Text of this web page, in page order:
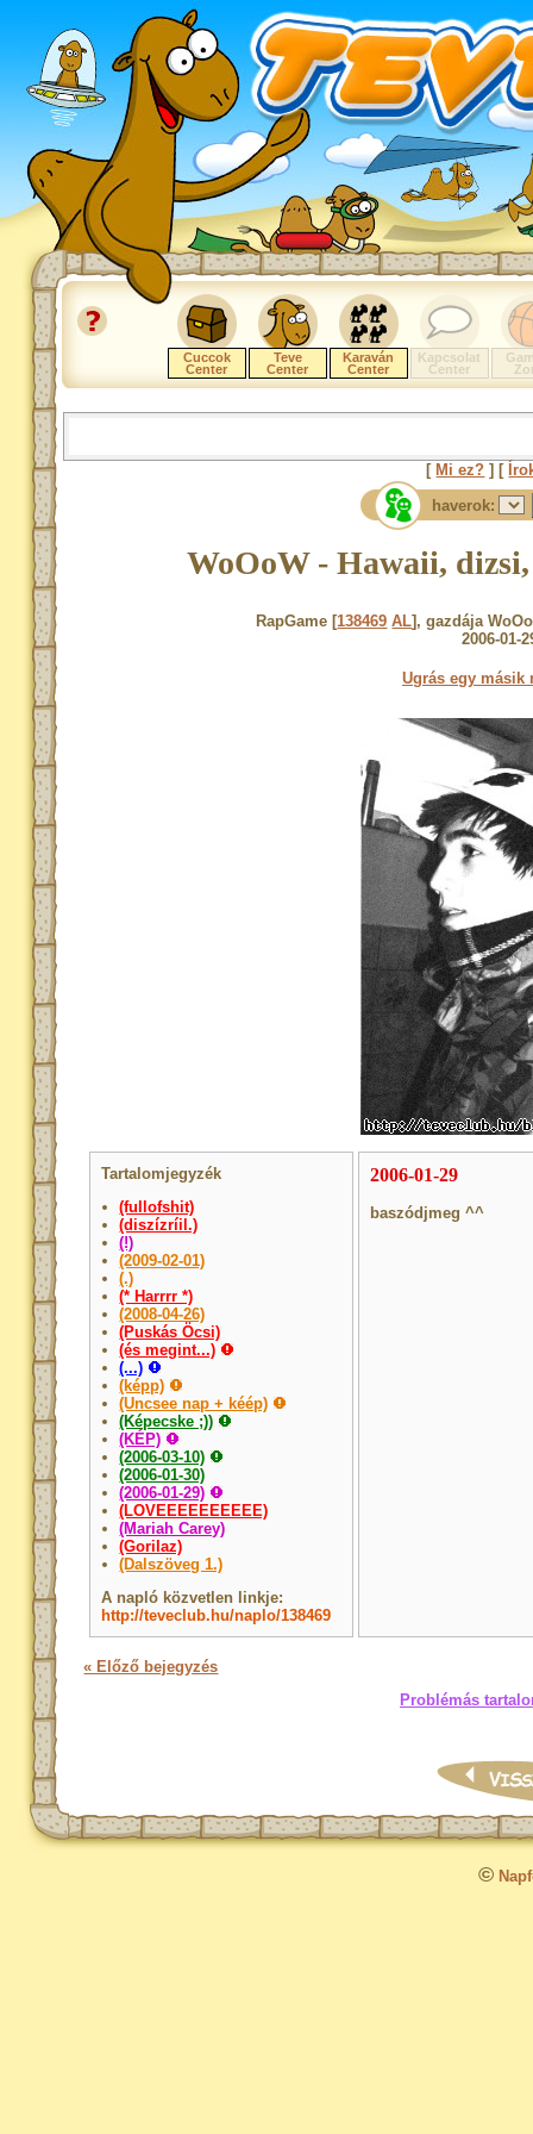
Cuccok
Center
Teve
Center
Karaván
Center
Kapcsolat
Center
[ Mi ez? ] [
haverok:
WoOoW - Hawaii,
RapGame [138469 AL], gazdája
2006-01-
Ugrás egy másik
Tartalomjegyzék
(fullofshit)
(diszízríil.)
(!)
(2009-02-01)
(.)
(* Harrrr *)
(2008-04-26)
(Puskás Öcsi)
(és megint...)
(...)
(képp)
(Uncsee nap + kéép)
(Képecske ;))
(KÉP)
(2006-03-10)
(2006-01-30)
(2006-01-29)
(LOVEEEEEEEEEE)
(Mariah Carey)
(Gorilaz)
(Dalszöveg 1.)
A napló közvetlen linkje:
http://teveclub.hu/naplo/138469
2006-01-29
baszódjmeg ^^
« Előző bejegyzés
Problémás
©